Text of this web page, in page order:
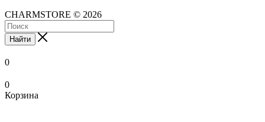
CHARMSTORE © 2026
Найти
0
0
Корзина